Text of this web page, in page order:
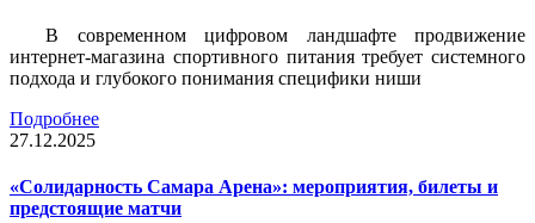
В современном цифровом ландшафте продвижение
интернет-магазина спортивного питания требует системного
подхода и глубокого понимания специфики ниши
Подробнее
27.12.2025
«Солидарность Самара Арена»: мероприятия, билеты и
предстоящие матчи